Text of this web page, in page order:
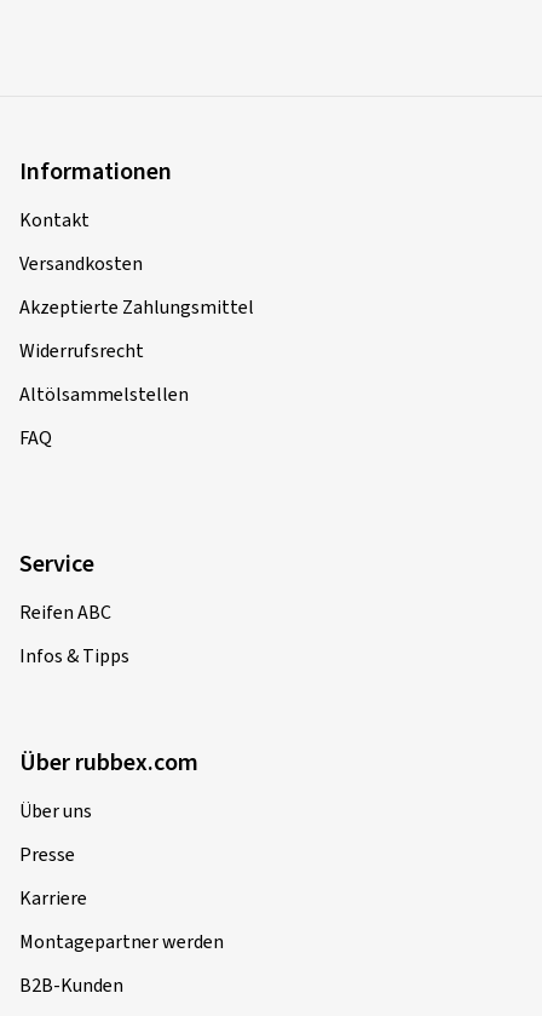
Informationen
Kontakt
Versandkosten
Akzeptierte Zahlungsmittel
Widerrufsrecht
Altölsammelstellen
FAQ
Service
Reifen ABC
Infos & Tipps
Über rubbex.com
Über uns
Presse
Karriere
Montagepartner werden
B2B-Kunden